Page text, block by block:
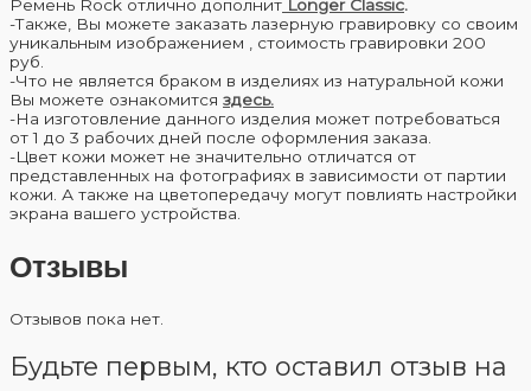
Ремень Rock отлично дополнит Longer Classic.
-Также, Вы можете заказать лазерную гравировку со своим
уникальным изображением , стоимость гравировки 200
руб.
-Что не является браком в изделиях из натуральной кожи
Вы можете ознакомится здесь.
-На изготовление данного изделия может потребоваться
от 1 до 3 рабочих дней после оформления заказа.
-Цвет кожи может не значительно отличатся от
представленных на фотографиях в зависимости от партии
кожи. А также на цветопередачу могут повлиять настройки
экрана вашего устройства.
Отзывы
Отзывов пока нет.
Будьте первым, кто оставил отзыв на